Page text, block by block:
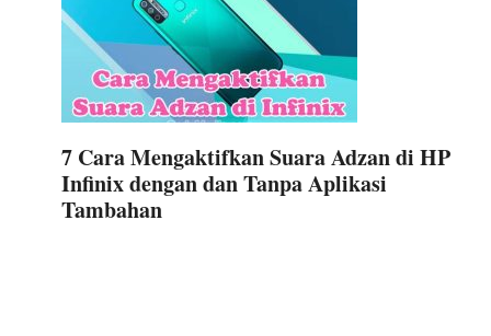
7 Cara Mengaktifkan Suara Adzan di HP
Infinix dengan dan Tanpa Aplikasi
Tambahan